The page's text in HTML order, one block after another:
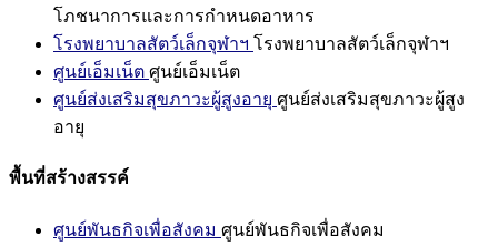
โภชนาการและการกำหนดอาหาร
โรงพยาบาลสัตว์เล็กจุฬาฯ โรงพยาบาลสัตว์เล็กจุฬาฯ
ศูนย์เอ็มเน็ต ศูนย์เอ็มเน็ต
ศูนย์ส่งเสริมสุขภาวะผู้สูงอายุ ศูนย์ส่งเสริมสุขภาวะผู้สูง
อายุ
พื้นที่สร้างสรรค์
ศูนย์พันธกิจเพื่อสังคม ศูนย์พันธกิจเพื่อสังคม